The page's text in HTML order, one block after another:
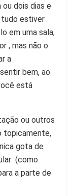
dois dias e
estiver
em uma sala,
, mas não o
a
bem, ao
está
ou outros
topicamente,
gota de
(como
a parte de